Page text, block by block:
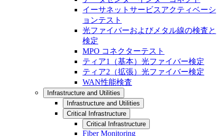
イーサネットサービスアクティベーシ
ョンテスト
光ファイバーおよびメタル線の検査と
検定
MPO コネクターテスト
ティア1（基本）光ファイバー検定
ティア2（拡張）光ファイバー検定
WAN性能検査
Infrastructure and Utilities
Infrastructure and Utilities
Critical Infrastructure
Critical Infrastructure
Fiber Monitoring